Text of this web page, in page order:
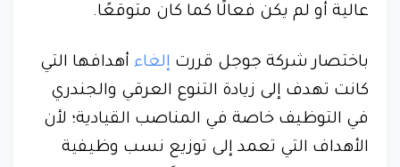
عالية أو لم يكن فعالًا كما كان متوقعًا.
باختصار شركة جوجل قررت إلغاء أهدافها التي
كانت تهدف إلى زيادة التنوع العرقي والجندري
في التوظيف خاصة في المناصب القيادية؛ لأن
الأهداف التي تعمد إلى توزيع نسب وظيفية